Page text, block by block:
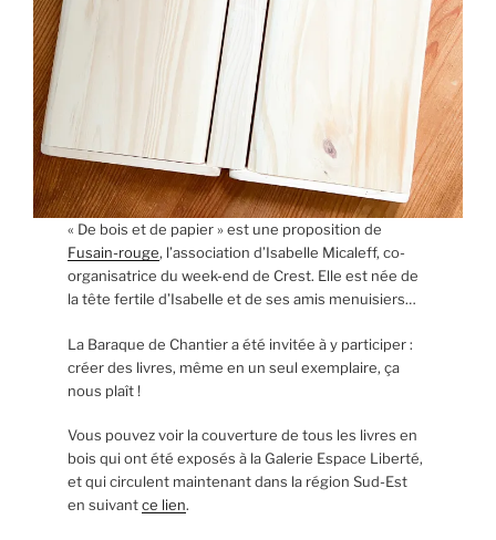
« De bois et de papier » est une proposition de
Fusain-rouge, l’association d’Isabelle Micaleff, co-
organisatrice du week-end de Crest. Elle est née de
la tête fertile d’Isabelle et de ses amis menuisiers…
La Baraque de Chantier a été invitée à y participer :
créer des livres, même en un seul exemplaire, ça
nous plaît !
Vous pouvez voir la couverture de tous les livres en
bois qui ont été exposés à la Galerie Espace Liberté,
et qui circulent maintenant dans la région Sud-Est
en suivantce lien.